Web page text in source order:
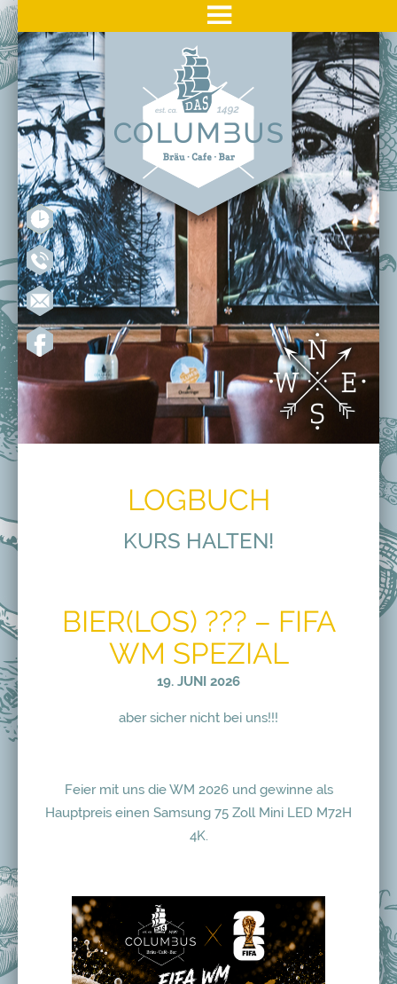
LOGBUCH
KURS HALTEN!
BIER(LOS) ??? – FIFA
WM SPEZIAL
19. JUNI 2026
aber sicher nicht bei uns!!!
Feier mit uns die WM 2026 und gewinne als
Hauptpreis einen Samsung 75 Zoll Mini LED M72H
4K.